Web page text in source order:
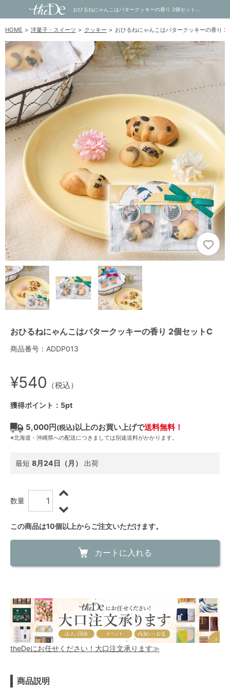
HOME 洋菓子・スイーツ クッキー おひるねにゃんこはバタークッキーの香り 2
おひるねにゃんこはバタークッキーの香り 2個セットC
商品番号：ADDP013
¥540 （税込）
獲得ポイント：5pt
5,000円(税込)以上のお買い上げで送料無料！
※北海道・沖縄県への配送につきましては別途送料がかかります。
最短 8月24日（月） 出荷
数量
この商品は10個以上からご注文いただけます。
カートに入れる
theDeにお任せください！大口注文承ります≫
商品説明